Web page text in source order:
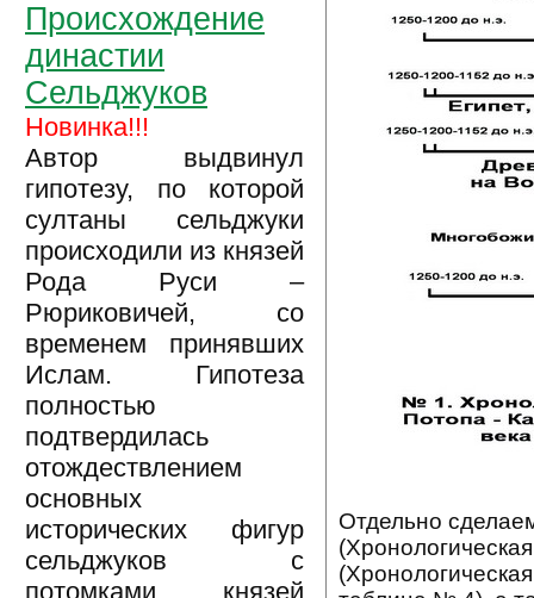
Происхождение
династии
Сельджуков
Новинка!!!
Автор выдвинул
гипотезу, по которой
султаны сельджуки
происходили из князей
Рода Руси –
Рюриковичей, со
временем принявших
Ислам. Гипотеза
полностью
подтвердилась
отождествлением
основных
исторических фигур
сельджуков с
потомками князей
Отдельно